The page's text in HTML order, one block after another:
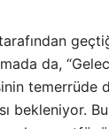
da,
temerrüde
bekleniyor.